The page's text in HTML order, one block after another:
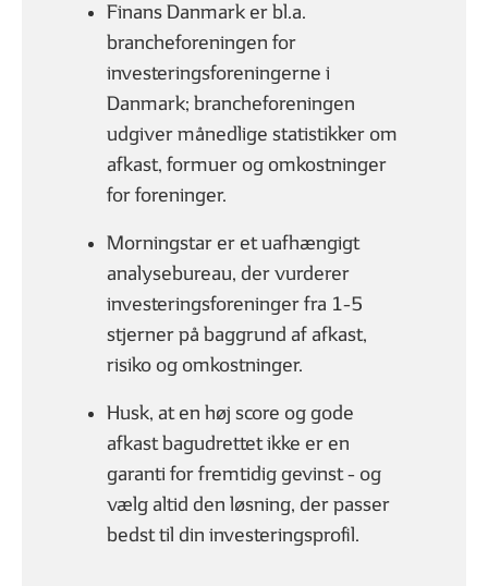
Finans Danmark er bl.a.
brancheforeningen for
investeringsforeningerne i
Danmark; brancheforeningen
udgiver månedlige statistikker om
afkast, formuer og omkostninger
for foreninger.
Morningstar er et uafhængigt
analysebureau, der vurderer
investeringsforeninger fra 1-5
stjerner på baggrund af afkast,
risiko og omkostninger.
Husk, at en høj score og gode
afkast bagudrettet ikke er en
garanti for fremtidig gevinst - og
vælg altid den løsning, der passer
bedst til din investeringsprofil.
Hvad er en aktie? Hvad er en
GODT I GANG MED INVESTERING
LÆST
Sådan bruger du din rådgiver Derfor skal du